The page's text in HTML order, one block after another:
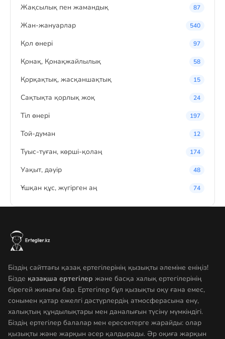
Жақсылық пен жамандық 87
Жан-жануарлар 540
Қол өнері 97
Қонақ, Қонақжайлылық 58
Қорқақтық, жасқаншақтық 15
Сақтықта қорлық жоқ 24
Тіл өнері 197
Той-думан 12
Туыс-туған, көрші-қолаң 174
Уақыт, дәуір 48
Ұшқан құс, жүгірген аң 74
Біздің сайттағы қазақ ертегілерінің қызықты әлеміне еніңіз!
Бізде қазақша ертегілер және басқа халық ертегілерінің
бірегей жинағы бар. Ертегілер бұл қызықты оқу ғана емес,
сонымен қатар ежелгі дәстүрлердің атмосферасына ену,
халықтың құндылықтары мен даналығын түсіну мүмкіндігі.
Біздің ертегілер балалар мен ересектерге жарайды: олар
қызықты және жарқын әсер қалдырады. Әр оқиға жарқын